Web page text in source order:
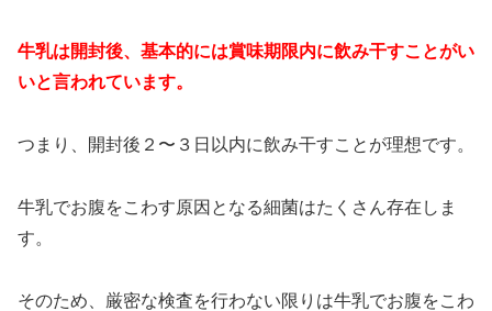
牛乳は開封後、基本的には賞味期限内に飲み干すことがい
いと言われています。
つまり、開封後２〜３日以内に飲み干すことが理想です。
牛乳でお腹をこわす原因となる細菌はたくさん存在しま
す。
そのため、厳密な検査を行わない限りは牛乳でお腹をこわ